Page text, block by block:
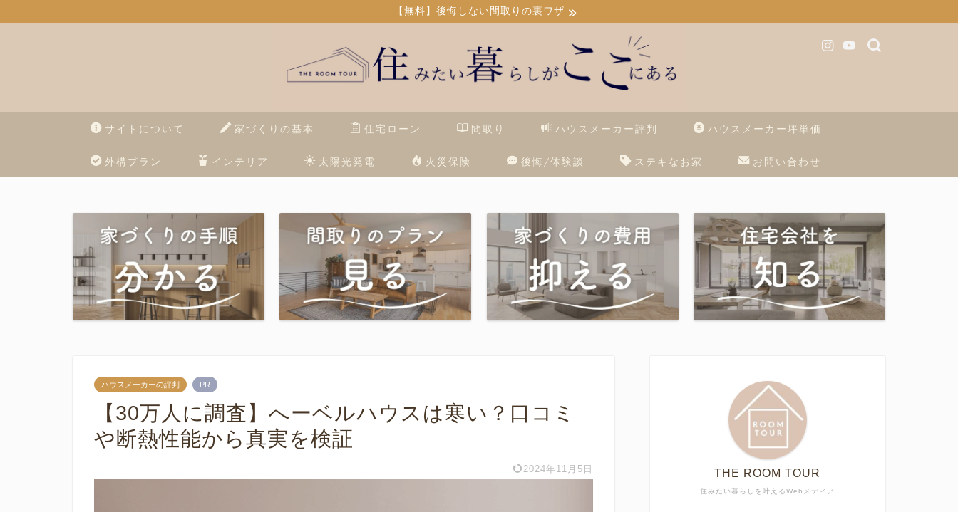
【無料】後悔しない間取りの裏ワザ
サイトについて 家づくりの基本 住宅ローン 間取り ハウスメーカー評判 ハウスメーカー坪単価
外構プラン インテリア 太陽光発電 火災保険 後悔/体験談 ステキなお家 お問い合わせ
ハウスメーカーの評判 PR
【30万人に調査】へーベルハウスは寒い？口コミ
や断熱性能から真実を検証
2024年11月5日
住みたい暮らしを叶えるWebメディア
THE ROOM TOUR